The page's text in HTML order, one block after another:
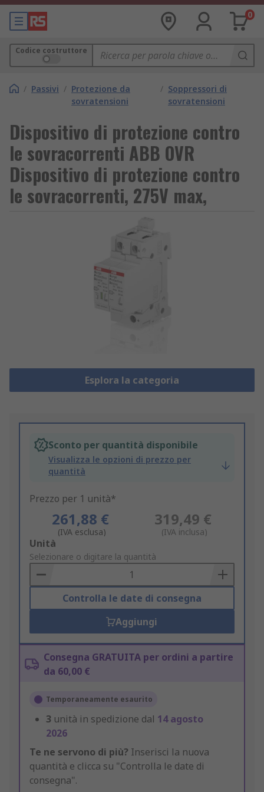
0
Codice costruttore
/ Passivi / Protezione da
sovratensioni
/ Soppressori di
sovratensioni
Dispositivo di protezione contro
le sovracorrenti ABB OVR
Dispositivo di protezione contro
le sovracorrenti, 275V max,
Esplora la categoria
Sconto per quantità disponibile
Visualizza le opzioni di prezzo per
quantità
Prezzo per 1 unità*
261,88 €
(IVA esclusa)
319,49 €
(IVA inclusa)
Add
to
Basket
Unità
Selezionare o digitare la quantità
Controlla le date di consegna
Aggiungi
Consegna GRATUITA per ordini a partire
da 60,00 €
Temporaneamente esaurito
3 unità in spedizione dal 14 agosto
2026
Te ne servono di più? Inserisci la nuova
quantità e clicca su "Controlla le date di
consegna".